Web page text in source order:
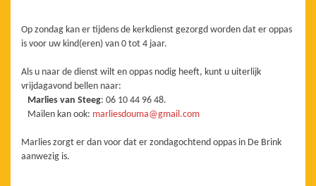
Op zondag kan er tijdens de kerkdienst gezorgd worden dat er oppas
is voor uw kind(eren) van 0 tot 4 jaar.
Als u naar de dienst wilt en oppas nodig heeft, kunt u uiterlijk
vrijdagavond bellen naar:
Marlies van Steeg: 06 10 44 96 48.
Mailen kan ook: marliesdouma@gmail.com
Marlies zorgt er dan voor dat er zondagochtend oppas in De Brink
aanwezig is.